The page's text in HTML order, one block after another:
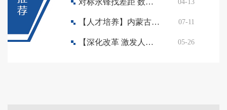
对标永锋找差距 数智赋能抓落实 周末大讲堂聚焦数字化转型 04-13
【人才培养】内蒙古科技大学副校长陈明到包铝交流座谈 07-11
【深化改革 激发人才活力】包铝2024年新晋基层管理人员培训班第二期圆满结业 05-26